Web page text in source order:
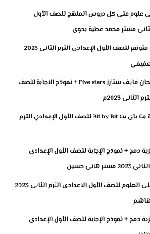
علوم على كل دروس المنهج للصف الأول
مستر محمد عطية بدوى
امتحان لغة عربية متوقع للصف الأول الإعدادى الترم الثانى 2023
مراجعة ليلة الإمتحان فايف ستارز Five stars + نموذج الاجابة للصف
2023م
المراجعة النهائية بت باى بت Bit by Bit للصف الأول الإعدادي الترم
دمج + نموذج الإجابة للصف الأول الإعدادى
هانى حسين
نماذج امتحان عملى العلوم للصف الأول الاعدادى الترم الثانى 2023
هاشم
دمج + نموذج الإجابة للصف الأول الإعدادى